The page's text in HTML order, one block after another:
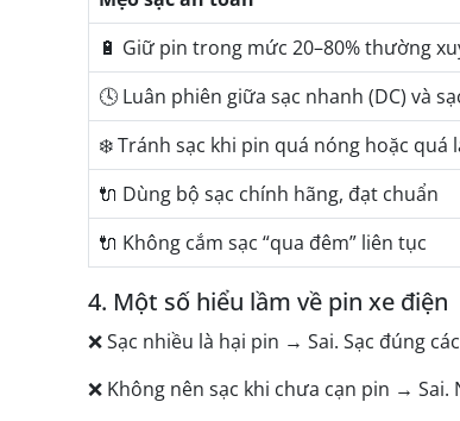
🔋 Giữ pin trong mức 20–80% thường
🕓 Luân phiên giữa sạc nhanh (DC) và
❄️ Tránh sạc khi pin quá nóng hoặc quá
🔌 Dùng bộ sạc chính hãng, đạt chuẩn
🔌 Không cắm sạc “qua đêm” liên tục
4. Một số hiểu lầm về pin xe điện
❌ Sạc nhiều là hại pin → Sai. Sạc đúng
❌ Không nên sạc khi chưa cạn pin →